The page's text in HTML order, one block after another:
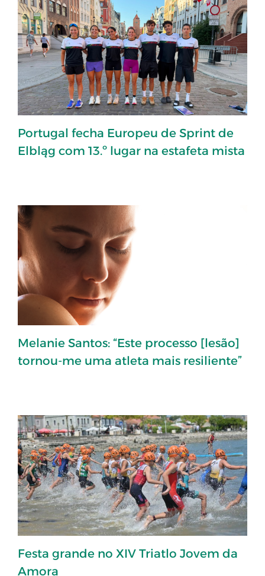
Portugal fecha Europeu de Sprint de
Elbląg com 13.º lugar na estafeta mista
Melanie Santos: “Este processo [lesão]
tornou-me uma atleta mais resiliente”
Festa grande no XIV Triatlo Jovem da
Amora